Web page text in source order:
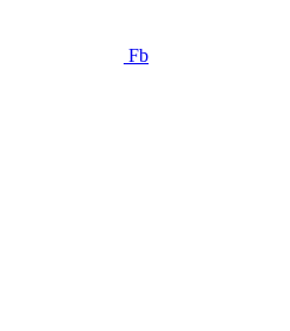
Fb